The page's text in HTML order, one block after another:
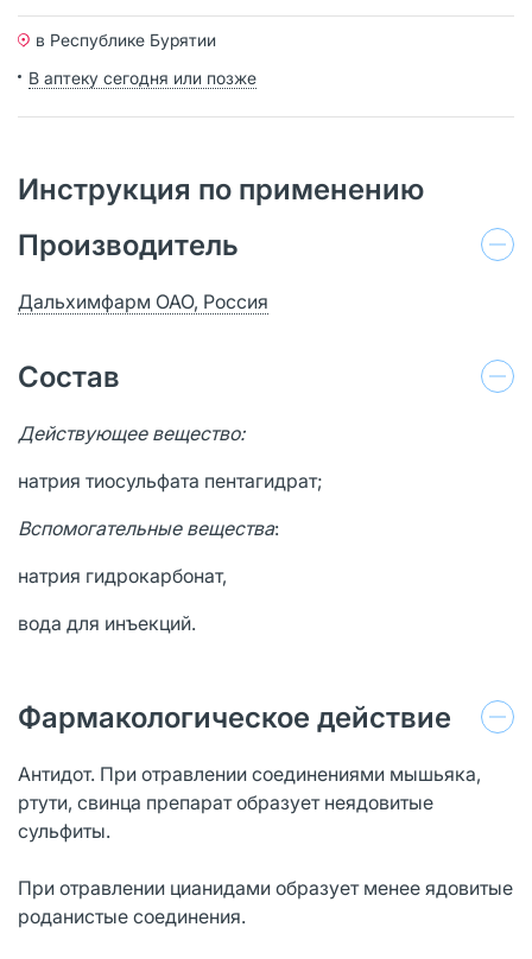
в Республике Бурятии
В аптеку сегодня или позже
Инструкция по применению
Производитель
Дальхимфарм ОАО, Россия
Состав
Действующее вещество:
натрия тиосульфата пентагидрат;
Вспомогательные вещества:
натрия гидрокарбонат,
вода для инъекций.
Фармакологическое действие
Антидот. При отравлении соединениями мышьяка,
ртути, свинца препарат образует неядовитые
сульфиты.
При отравлении цианидами образует менее ядовитые
роданистые соединения.